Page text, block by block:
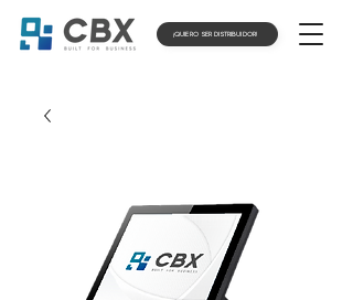
¡QUIERO SER DISTRIBUIDOR!